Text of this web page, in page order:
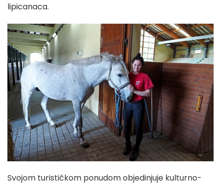
lipicanaca.
Svojom turističkom ponudom objedinjuje kulturno-